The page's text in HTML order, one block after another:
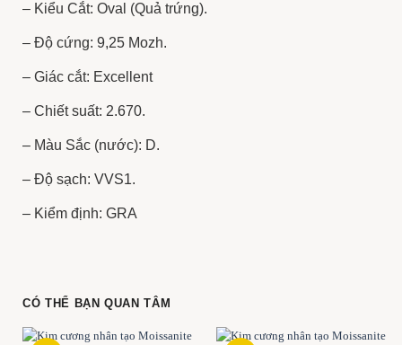
– Kiểu Cắt: Oval (Quả trứng).
– Độ cứng: 9,25 Mozh.
– Giác cắt: Excellent
– Chiết suất: 2.670.
– Màu Sắc (nước): D.
– Độ sạch: VVS1.
– Kiểm định: GRA
CÓ THỂ BẠN QUAN TÂM